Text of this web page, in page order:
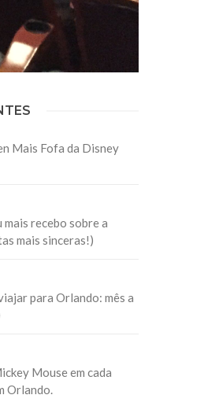
Mais Fofa da Disney
mais recebo sobre a
mais sinceras!)
para Orlando: mês a
Mouse em cada
Orlando.